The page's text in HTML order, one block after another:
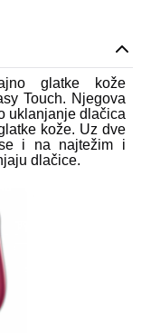
glatke kože
Touch. Njegova
uklanjanje dlačica
kože. Uz dve
i na najtežim i
dlačice.